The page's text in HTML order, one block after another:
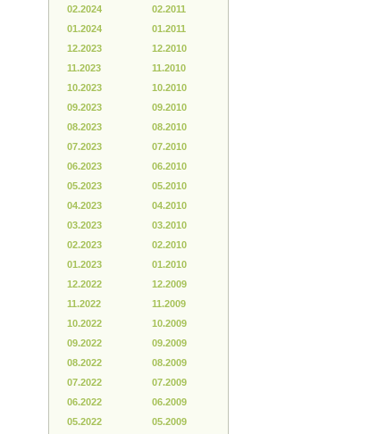
02.2024
01.2024
12.2023
11.2023
10.2023
09.2023
08.2023
07.2023
06.2023
05.2023
04.2023
03.2023
02.2023
01.2023
12.2022
11.2022
10.2022
09.2022
08.2022
07.2022
06.2022
05.2022
02.2011
01.2011
12.2010
11.2010
10.2010
09.2010
08.2010
07.2010
06.2010
05.2010
04.2010
03.2010
02.2010
01.2010
12.2009
11.2009
10.2009
09.2009
08.2009
07.2009
06.2009
05.2009